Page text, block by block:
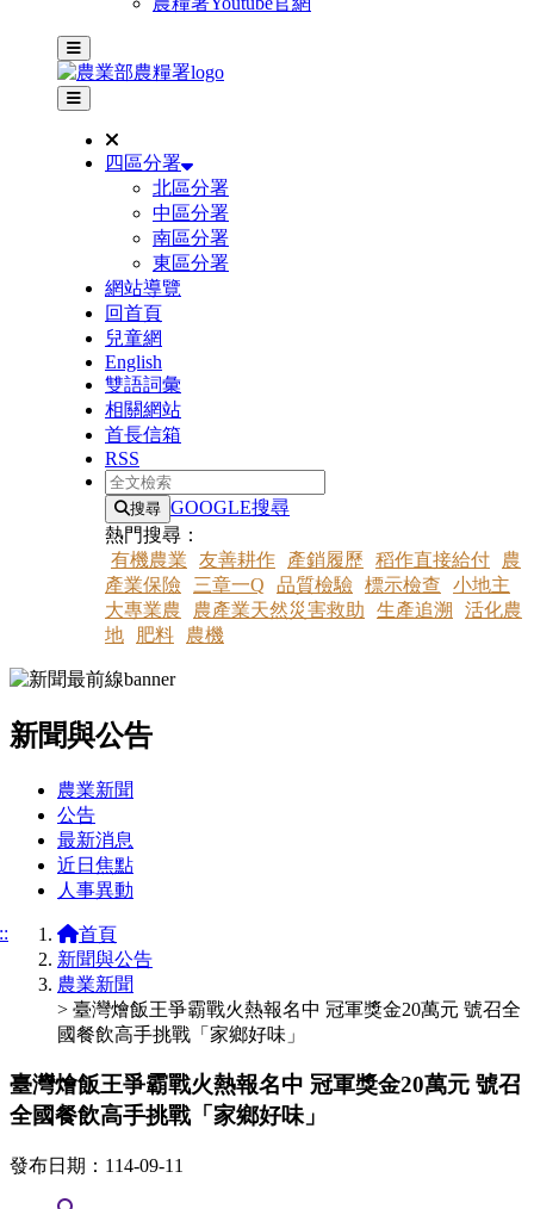
主選單
其他網站選單
四區分署
北區分署
中區分署
南區分署
東區分署
網站導覽
回首頁
兒童網
English
雙語詞彙
相關網站
首長信箱
RSS
全文檢索
搜尋 GOOGLE搜尋
熱門搜尋：
有機農業
友善耕作 產銷履歷 稻作直接給付
農
產業保險
三章一Q 品質檢驗 標示檢查
小地主
大專業農
農產業天然災害救助 生產追溯
活化農
地
肥料 農機
新聞與公告
農業新聞
公告
最新消息
近日焦點
人事異動
首頁
新聞與公告
農業新聞
> 臺灣燴飯王爭霸戰火熱報名中 冠軍獎金20萬元 號召全
國餐飲高手挑戰「家鄉好味」
臺灣燴飯王爭霸戰火熱報名中 冠軍獎金20萬元 號召
全國餐飲高手挑戰「家鄉好味」
發布日期：114-09-11